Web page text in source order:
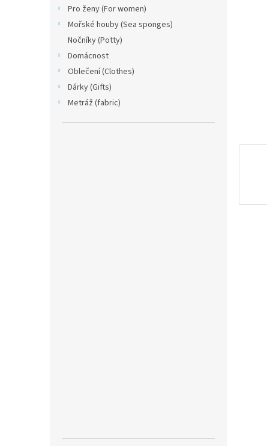
Pro ženy (For women)
Mořské houby (Sea sponges)
Nočníky (Potty)
Domácnost
Oblečení (Clothes)
Dárky (Gifts)
Metráž (fabric)